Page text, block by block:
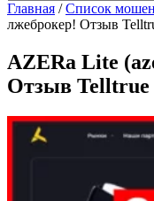
Главная /Список
лжеброкер! Отзыв
AZERa Lite
Отзыв Telltrue